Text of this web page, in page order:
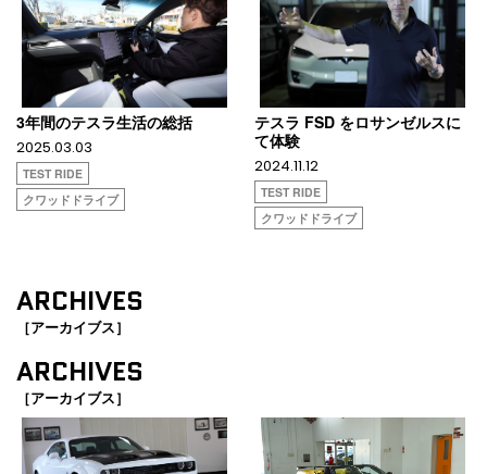
3年間のテスラ生活の総括
2025.03.03
TEST RIDE
クワッドドライブ
テスラ FSD をロサンゼルスに
て体験
2024.11.12
TEST RIDE
クワッドドライブ
ARCHIVES
［アーカイブス］
ARCHIVES
［アーカイブス］